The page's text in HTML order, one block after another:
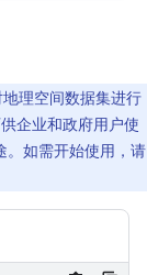
理空间数据集进行
企业和政府用户使
。如需开始使用，请